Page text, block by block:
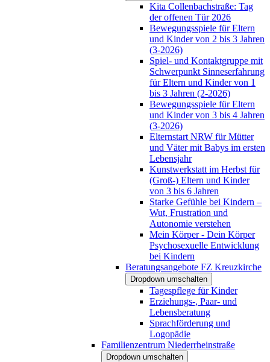
Kita Collenbachstraße: Tag
der offenen Tür 2026
Bewegungsspiele für Eltern
und Kinder von 2 bis 3 Jahren
(3-2026)
Spiel- und Kontaktgruppe mit
Schwerpunkt Sinneserfahrung
für Eltern und Kinder von 1
bis 3 Jahren (2-2026)
Bewegungsspiele für Eltern
und Kinder von 3 bis 4 Jahren
(3-2026)
Elternstart NRW für Mütter
und Väter mit Babys im ersten
Lebensjahr
Kunstwerkstatt im Herbst für
(Groß-) Eltern und Kinder
von 3 bis 6 Jahren
Starke Gefühle bei Kindern –
Wut, Frustration und
Autonomie verstehen
Mein Körper - Dein Körper
Psychosexuelle Entwicklung
bei Kindern
Beratungsangebote FZ Kreuzkirche
Dropdown umschalten
Tagespflege für Kinder
Erziehungs-, Paar- und
Lebensberatung
Sprachförderung und
Logopädie
Familienzentrum Niederrheinstraße
Dropdown umschalten